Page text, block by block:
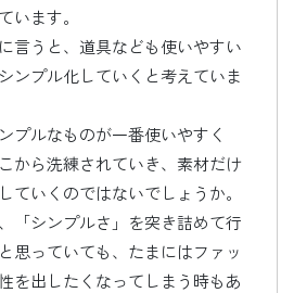
います。
言うと、道具なども使いやすい
ンプル化していくと考えていま
プルなものが一番使いやすく
から洗練されていき、素材だけ
ていくのではないでしょうか。
「シンプルさ」を突き詰めて行
思っていても、たまにはファッ
を出したくなってしまう時もあ